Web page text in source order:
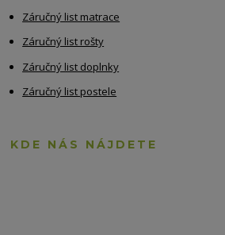
Záručný list matrace
Záručný list rošty
Záručný list doplnky
Záručný list postele
KDE NÁS NÁJDETE